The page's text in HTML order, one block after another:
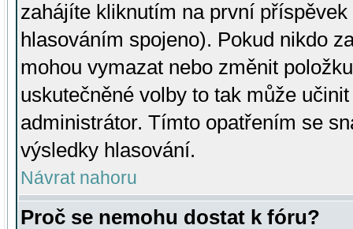
zahájíte kliknutím na první
hlasováním spojeno). Pokud nikdo
mohou vymazat nebo změnit
uskutečněné volby to tak může
administrátor. Tímto opatřením se
výsledky hlasování.
Návrat nahoru
Proč se nemohu dostat k fóru?